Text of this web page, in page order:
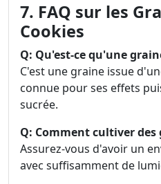
7. FAQ sur les
Cookies
Q: Qu'est-ce qu'une
C'est une graine issue
connue pour ses effets
sucrée.
Q: Comment cultiver des
Assurez-vous d'avoir un
avec suffisamment de